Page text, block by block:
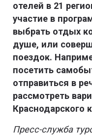
отелей в 21
участие в
выбрать отдых
душе, или
поездок.
посетить
отправиться в
рассмотреть
Краснодарского
Пресс-служба